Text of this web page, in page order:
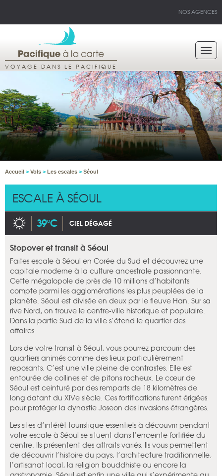
NOS AGENCES
VOYAGE DANS LE PACIFIQUE
Accueil > Vols > Les escales > Séoul
ESCALE À SÉOUL
39°C CIEL DÉGAGÉ
Stopover et transit à Séoul
Faites escale à Séoul en Corée du Sud et découvrez une
capitale moderne à la culture ancestrale passionnante.
Cette mégalopole de près de 10 millions d’habitants
compte parmi les agglomérations les plus peuplées de la
planète. Séoul est divisée en deux par le fleuve Han. Sur sa
rive Nord, on trouve le centre-ville historique et populaire.
Dans la partie Sud de la ville s’étend le quartier des
affaires.
Lors de votre transit à Séoul, vous pourrez parcourir des
quartiers animés comme des lieux particulièrement
reposants. C’est une ville pleine de contrastes. Elle est
entourée de collines et de pitons rocheux. Le cœur de
Séoul est ceinturé par des remparts de 18 kilomètres de
long datant du XIVe siècle. Ces fortifications furent érigées
pour protéger la dynastie Joseon des invasions étrangères.
Les sites d’intérêt touristique essentiels à découvrir pendant
votre escale à Séoul se situent dans l’enceinte fortifiée du
centre. Ils présentent des attraits variés. Ils vous permettent
de découvrir l’histoire du pays, l’architecture traditionnelle,
l’artisanat local, la religion bouddhiste ou encore la